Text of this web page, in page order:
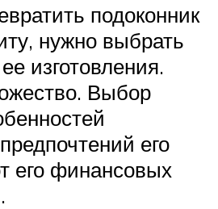
подоконник
нужно выбрать
изготовления.
Выбор
его
его финансовых